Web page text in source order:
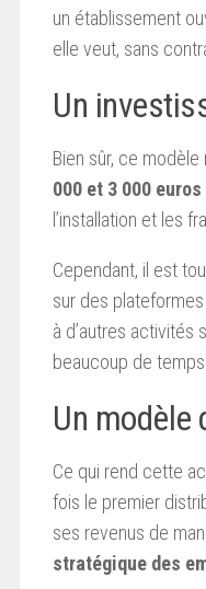
un établissement
elle veut, sans
Un
Bien sûr, ce
000 et 3 000 euros
l’installation et les
Cependant, il est
sur des
à d’autres activités
beaucoup de temps.
Un modèle
Ce qui rend cette
fois le premier
ses revenus de
stratégique des